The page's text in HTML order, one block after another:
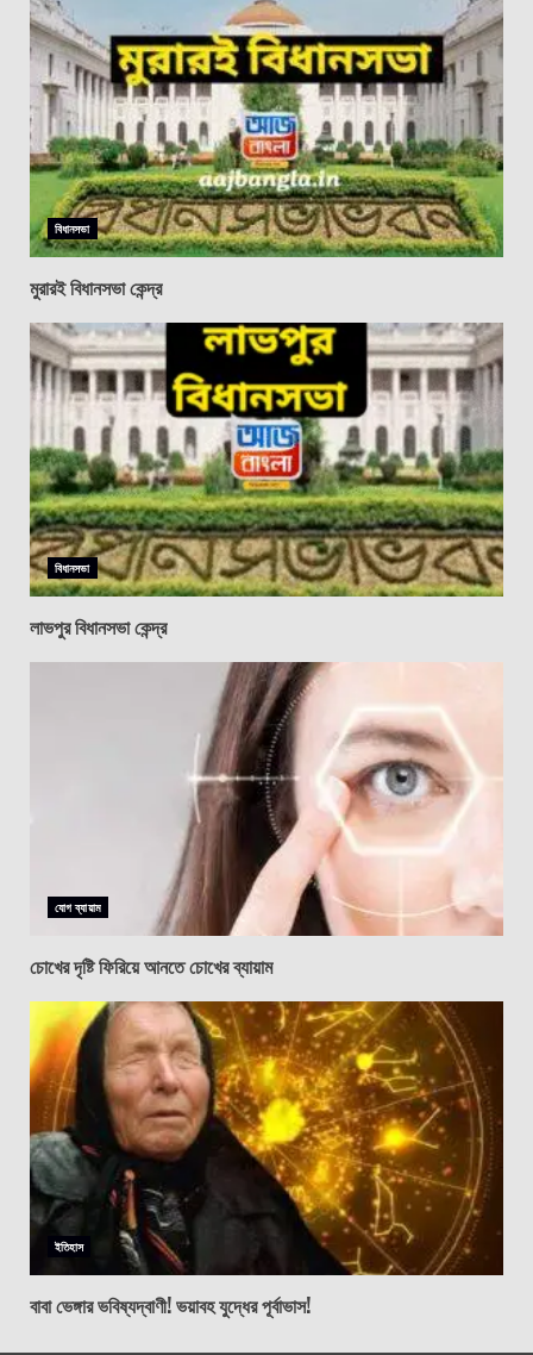
বিধানসভা
মুরারই বিধানসভা কেন্দ্র
বিধানসভা
লাভপুর বিধানসভা কেন্দ্র
যোগ ব্যায়াম
চোখের দৃষ্টি ফিরিয়ে আনতে চোখের ব্যায়াম
ইতিহাস
বাবা ভেঙ্গার ভবিষ্যদ্বাণী! ভয়াবহ যুদ্ধের পূর্বাভাস!